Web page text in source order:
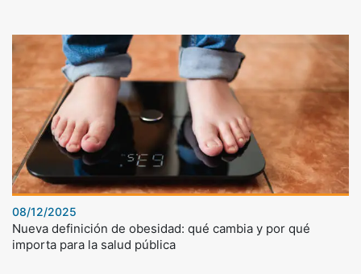
08/12/2025
Nueva definición de obesidad: qué cambia y por qué
importa para la salud pública